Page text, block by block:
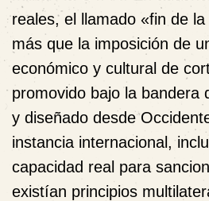
reales, el llamado «fin de
más que la imposición de
económico y cultural de
promovido bajo la bandera
y diseñado desde
instancia internacional,
capacidad real para
existían principios